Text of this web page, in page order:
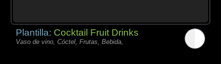
Plantilla: Cocktail Fruit Drinks
Vaso de vino, Cóctel, Frutas, Bebida,